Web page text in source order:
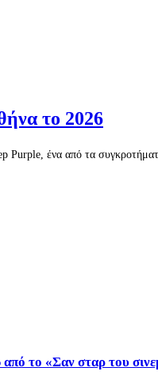
το 2026
Purple, ένα από τα
το «Σαν σταρ του